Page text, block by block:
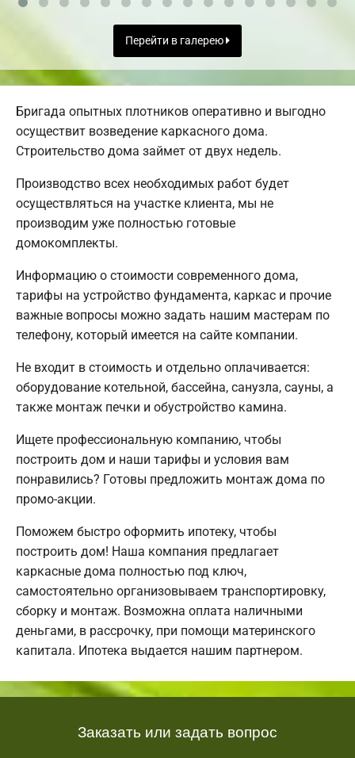
Перейти в галерею
Бригада опытных плотников оперативно и выгодно
осуществит возведение каркасного дома.
Строительство дома займет от двух недель.
Производство всех необходимых работ будет
осуществляться на участке клиента, мы не
производим уже полностью готовые
домокомплекты.
Информацию о стоимости современного дома,
тарифы на устройство фундамента, каркас и прочие
важные вопросы можно задать нашим мастерам по
телефону, который имеется на сайте компании.
Не входит в стоимость и отдельно оплачивается:
оборудование котельной, бассейна, санузла, сауны, а
также монтаж печки и обустройство камина.
Ищете профессиональную компанию, чтобы
построить дом и наши тарифы и условия вам
понравились? Готовы предложить монтаж дома по
промо-акции.
Поможем быстро оформить ипотеку, чтобы
построить дом! Наша компания предлагает
каркасные дома полностью под ключ,
самостоятельно организовываем транспортировку,
сборку и монтаж. Возможна оплата наличными
деньгами, в рассрочку, при помощи материнского
капитала. Ипотека выдается нашим партнером.
Заказать или задать вопрос